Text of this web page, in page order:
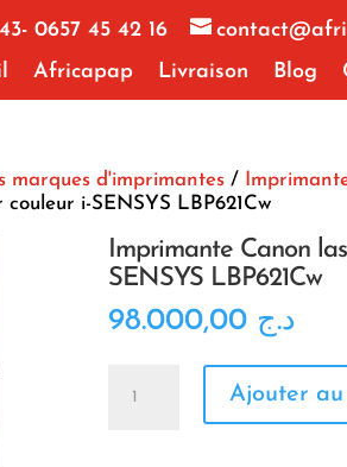
0657 45 42 16
Africapap Livraison Blog
marques d'imprimantes/
i-SENSYS LBP621Cw
Imprimante Canon
SENSYS LBP621Cw
د.ج 98.000,00
Imprimante
Ajouter